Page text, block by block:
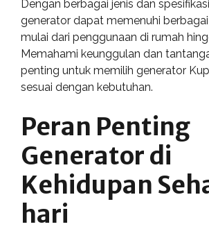
Dengan berbagai jenis dan
generator dapat memenuhi
mulai dari penggunaan di rumah
Memahami keunggulan dan
penting untuk memilih generator
sesuai dengan kebutuhan.
Peran Penting
Generator di
Kehidupan
hari